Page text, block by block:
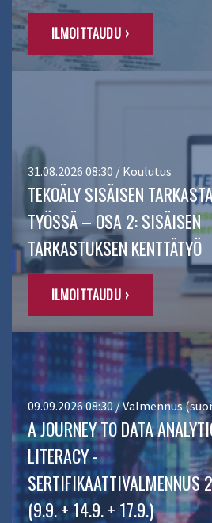
ILMOITTAUDU ›
31.08.2026 08:30 / Koulutus
TEKOÄLY SISÄISEN
TYÖSSÄ – OSA 2: SISÄISEN
TARKASTUKSEN KENTTÄTYÖ
ILMOITTAUDU ›
09.09.2026 08:30 / Valmennus
A JOURNEY TO DATA
LITERACY -
SERTIFIKAATTIVALMENNUS
(9.9. + 14.9. + 17.9.)